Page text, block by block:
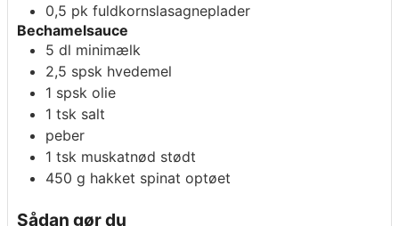
0,5 pk fuldkornslasagneplader
Bechamelsauce
5 dl minimælk
2,5 spsk hvedemel
1 spsk olie
1 tsk salt
peber
1 tsk muskatnød stødt
450 g hakket spinat optøet
Sådan gør du